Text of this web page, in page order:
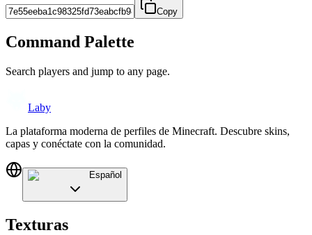
Copy
Command Palette
Search players and jump to any page.
Laby
La plataforma moderna de perfiles de Minecraft. Descubre skins,
capas y conéctate con la comunidad.
Español
Texturas